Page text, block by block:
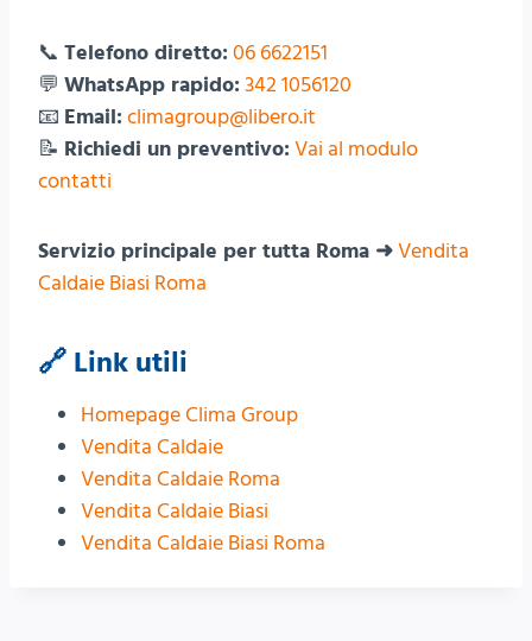
📞 Telefono diretto: 06 6622151
💬 WhatsApp rapido: 342 1056120
📧 Email: climagroup@libero.it
📝 Richiedi un preventivo: Vai al modulo
contatti
Servizio principale per tutta Roma ➜Vendita
Caldaie Biasi Roma
🔗 Link utili
Homepage Clima Group
Vendita Caldaie
Vendita Caldaie Roma
Vendita Caldaie Biasi
Vendita Caldaie Biasi Roma